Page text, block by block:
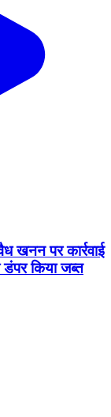
खनन पर कार्रवाई
डंपर किया जब्त